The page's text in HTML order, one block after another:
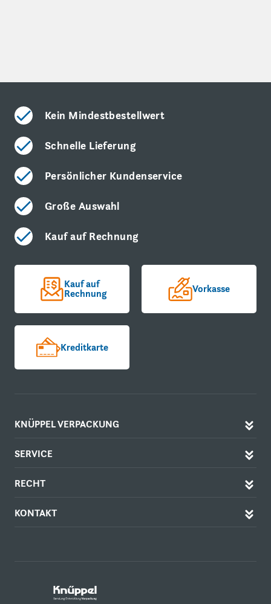
Kein Mindestbestellwert
Schnelle Lieferung
Persönlicher Kundenservice
Große Auswahl
Kauf auf Rechnung
Kauf auf
Rechnung Vorkasse
Kreditkarte
KNÜPPEL VERPACKUNG
SERVICE
RECHT
KONTAKT